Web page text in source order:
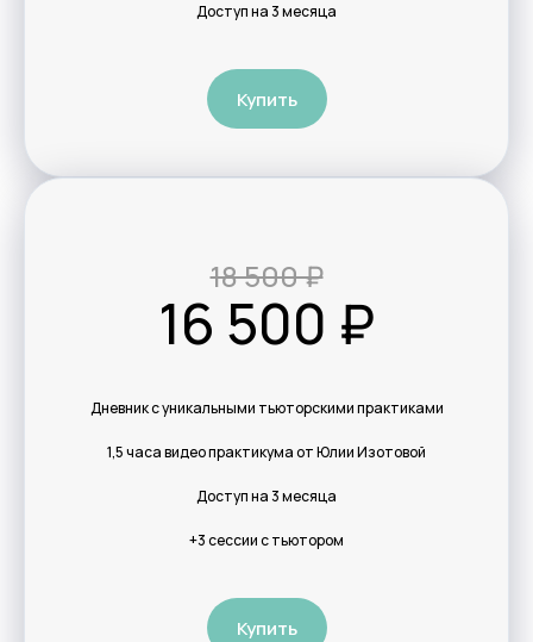
Доступ на 3 месяца
Купить
18 500 ₽
16 500 ₽
Дневник с уникальными тьюторскими практиками
1,5 часа видео практикума от Юлии Изотовой
Доступ на 3 месяца
+3 сессии с тьютором
Купить
Образовательная программа
Оферта